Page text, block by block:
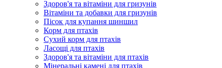
Здоров'я та вітаміни для гризунів
Вітаміни та добавки для гризунів
Пісок для купання шиншил
Корм для птахів
Сухий корм для птахів
Ласощі для птахів
Здоров'я та вітаміни для птахів
Мінеральні камені для птахів